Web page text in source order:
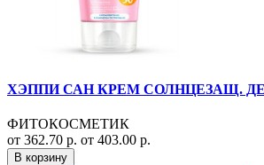
ХЭППИ САН КРЕМ СОЛНЦЕЗАЩ.
ФИТОКОСМЕТИК
от 362.70 р. от 403.00 р.
В корзину